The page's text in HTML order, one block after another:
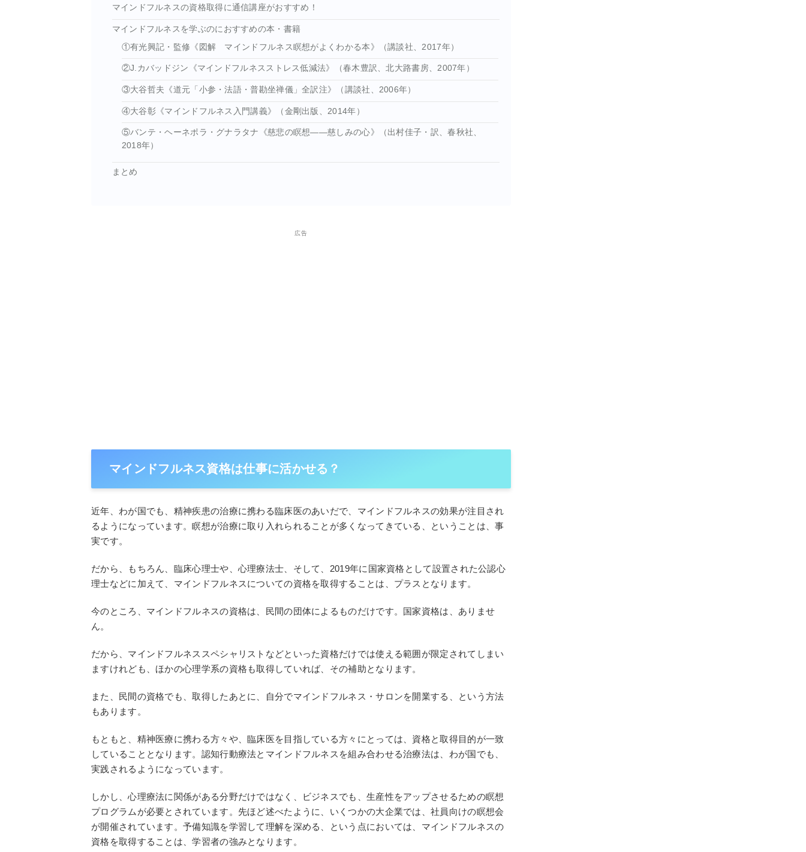
マインドフルネスの資格取得に通信講座がおすすめ！
マインドフルネスを学ぶのにおすすめの本・書籍
①有光興記・監修《図解 マインドフルネス瞑想がよくわかる本》（講談社、2017年）
②J.カバッドジン《マインドフルネスストレス低減法》（春木豊訳、北大路書房、2007年）
③大谷哲夫《道元「小参・法語・普勘坐禅儀」全訳注》（講談社、2006年）
④大谷彰《マインドフルネス入門講義》（金剛出版、2014年）
⑤バンテ・ヘーネポラ・グナラタナ《慈悲の瞑想――慈しみの心》（出村佳子・訳、春秋社、
2018年）
まとめ
広告
マインドフルネス資格は仕事に活かせる？
近年、わが国でも、精神疾患の治療に携わる臨床医のあいだで、マインドフルネスの効果が注目され
るようになっています。瞑想が治療に取り入れられることが多くなってきている、ということは、事
実です。
だから、もちろん、臨床心理士や、心理療法士、そして、2019年に国家資格として設置された公認心
理士などに加えて、マインドフルネスについての資格を取得することは、プラスとなります。
今のところ、マインドフルネスの資格は、民間の団体によるものだけです。国家資格は、ありませ
ん。
だから、マインドフルネススペシャリストなどといった資格だけでは使える範囲が限定されてしまい
ますけれども、ほかの心理学系の資格も取得していれば、その補助となります。
また、民間の資格でも、取得したあとに、自分でマインドフルネス・サロンを開業する、という方法
もあります。
もともと、精神医療に携わる方々や、臨床医を目指している方々にとっては、資格と取得目的が一致
していることとなります。認知行動療法とマインドフルネスを組み合わせる治療法は、わが国でも、
実践されるようになっています。
しかし、心理療法に関係がある分野だけではなく、ビジネスでも、生産性をアップさせるための瞑想
プログラムが必要とされています。先ほど述べたように、いくつかの大企業では、社員向けの瞑想会
が開催されています。予備知識を学習して理解を深める、という点においては、マインドフルネスの
資格を取得することは、学習者の強みとなります。